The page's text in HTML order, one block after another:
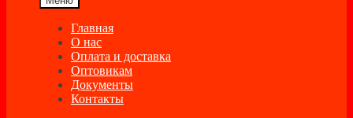
Главная
О нас
Оплата и доставка
Оптовикам
Документы
Контакты